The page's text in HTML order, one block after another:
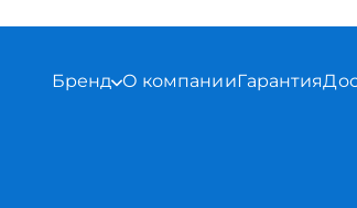
Бренд О компанииГарантия